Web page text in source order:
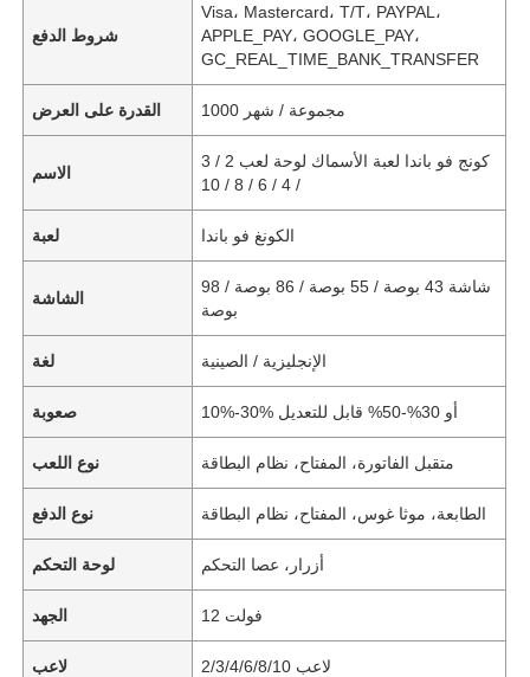
شروط الدفع
Visa، Mastercard، T/T، PAYPAL،
APPLE_PAY، GOOGLE_PAY،
GC_REAL_TIME_BANK_TRANSFER
القدرة على العرض 1000 مجموعة / شهر
الاسم
كونج فو باندا لعبة الأسماك لوحة لعب 2 / 3
/ 4 / 6 / 8 / 10
لعبة الكونغ فو باندا
الشاشة
شاشة 43 بوصة / 55 بوصة / 86 بوصة / 98
بوصة
لغة الإنجليزية / الصينية
صعوبة 10%-30% أو 30%-50% قابل للتعديل
نوع اللعب متقبل الفاتورة، المفتاح، نظام البطاقة
نوع الدفع الطابعة، موثا غوس، المفتاح، نظام البطاقة
لوحة التحكم أزرار، عصا التحكم
الجهد 12 فولت
لاعب 2/3/4/6/8/10 لاعب